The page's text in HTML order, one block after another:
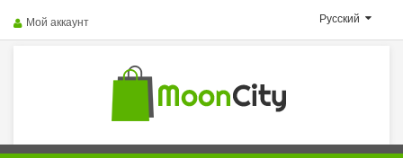
Русский
Мой аккаунт